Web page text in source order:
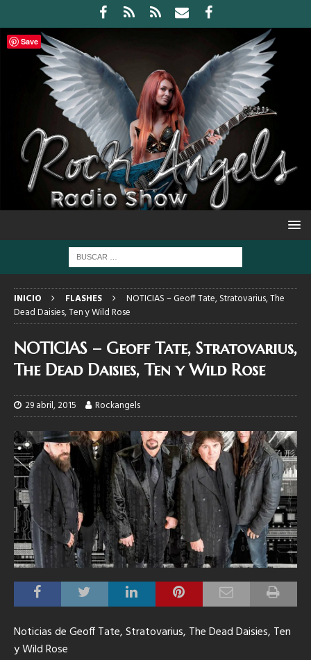
INICIO FLASHES
NOTICIAS – Geoff Tate, Stratovarius, The
Dead Daisies, Ten y Wild Rose
NOTICIAS – Geoff Tate, Stratovarius,
The Dead Daisies, Ten y Wild Rose
29 abril, 2015 Rockangels
Noticias de Geoff Tate, Stratovarius, The Dead Daisies, Ten
y Wild Rose
Save